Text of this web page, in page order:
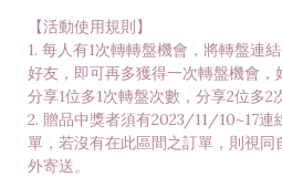
【活動使用規則】
1. 每人有1次轉轉盤機會，將轉盤連
好友，即可再多獲得一次轉盤機會，
分享1位多1次轉盤次數，分享2位多2
2. 贈品中獎者須有2023/11/10~17連
單，若沒有在此區間之訂單，則視
外寄送。